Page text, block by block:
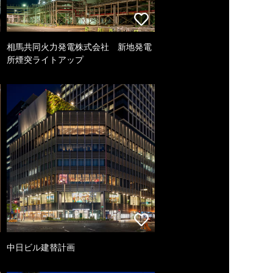
相馬共同火力発電株式会社 新地発電
所煙突ライトアップ
中日ビル建替計画